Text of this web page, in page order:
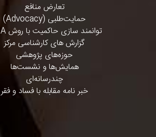
تعارض منافع
حمایت‌طلبی (Advocacy)
توانمند سازی حاکمیت با روش PDIA
گزارش های کارشناسی مرکز
حوزه‌های پژوهشی
همایش‌ها و نشست‌ها
چندرسانه‌ای
خبر نامه مقابله با فساد و فقر